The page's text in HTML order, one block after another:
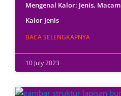
Mengenal Kalor: Jenis,
Kalor Jenis
BACA SELENGKAPNYA
10 July 2023